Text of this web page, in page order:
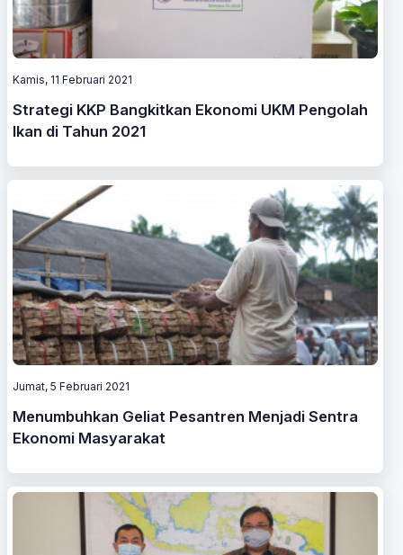
Kamis, 11 Februari 2021
Strategi KKP Bangkitkan Ekonomi UKM Pengolah
Ikan di Tahun 2021
Jumat, 5 Februari 2021
Menumbuhkan Geliat Pesantren Menjadi Sentra
Ekonomi Masyarakat